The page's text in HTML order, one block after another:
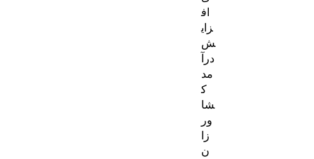
اف
زای
ش
درآ
مد
ک
شا
ور
زا
ن